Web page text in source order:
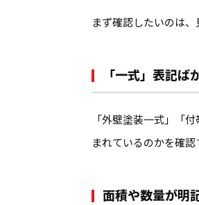
まず確認したいのは
「一式」表記
「外壁塗装一式」「
まれているのかを確認
面積や数量が明